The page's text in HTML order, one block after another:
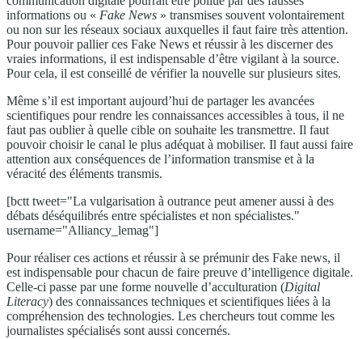
informations ou « Fake News » transmises souvent volontairement
ou non sur les réseaux sociaux auxquelles il faut faire très attention.
Pour pouvoir pallier ces Fake News et réussir à les discerner des
vraies informations, il est indispensable d’être vigilant à la source.
Pour cela, il est conseillé de vérifier la nouvelle sur plusieurs sites.
Même s’il est important aujourd’hui de partager les avancées
scientifiques pour rendre les connaissances accessibles à tous, il ne
faut pas oublier à quelle cible on souhaite les transmettre. Il faut
pouvoir choisir le canal le plus adéquat à mobiliser. Il faut aussi faire
attention aux conséquences de l’information transmise et à la
véracité des éléments transmis.
[bctt tweet="La vulgarisation à outrance peut amener aussi à des
débats déséquilibrés entre spécialistes et non spécialistes."
username="Alliancy_lemag"]
Pour réaliser ces actions et réussir à se prémunir des Fake news, il
est indispensable pour chacun de faire preuve d’intelligence digitale.
Celle-ci passe par une forme nouvelle d’acculturation (Digital
Literacy) des connaissances techniques et scientifiques liées à la
compréhension des technologies. Les chercheurs tout comme les
journalistes spécialisés sont aussi concernés.